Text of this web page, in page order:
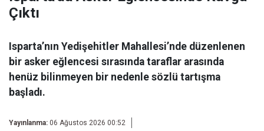
Çıktı
Isparta’nın Yedişehitler Mahallesi’nde düzenlenen
bir asker eğlencesi sırasında taraflar arasında
henüz bilinmeyen bir nedenle sözlü tartışma
başladı.
Yayınlanma: 06 Ağustos 2026 00:52